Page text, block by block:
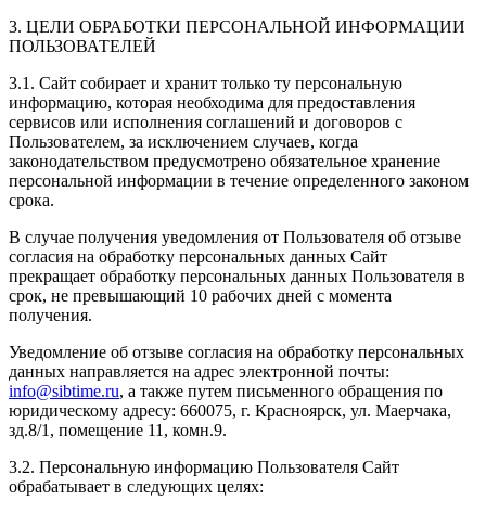
3. ЦЕЛИ ОБРАБОТКИ ПЕРСОНАЛЬНОЙ ИНФОРМАЦИИ
ПОЛЬЗОВАТЕЛЕЙ
3.1. Сайт собирает и хранит только ту персональную
информацию, которая необходима для предоставления
сервисов или исполнения соглашений и договоров с
Пользователем, за исключением случаев, когда
законодательством предусмотрено обязательное хранение
персональной информации в течение определенного законом
срока.
В случае получения уведомления от Пользователя об отзыве
согласия на обработку персональных данных Сайт
прекращает обработку персональных данных Пользователя в
срок, не превышающий 10 рабочих дней с момента
получения.
Уведомление об отзыве согласия на обработку персональных
данных направляется на адрес электронной почты:
info@sibtime.ru, а также путем письменного обращения по
юридическому адресу: 660075, г. Красноярск, ул. Маерчака,
зд.8/1, помещение 11, комн.9.
3.2. Персональную информацию Пользователя Сайт
обрабатывает в следующих целях: